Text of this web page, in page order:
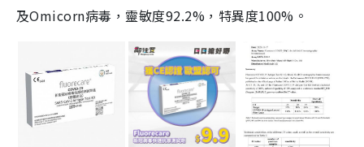
及Omicorn病毒，靈敏度92.2%，特異度100%。